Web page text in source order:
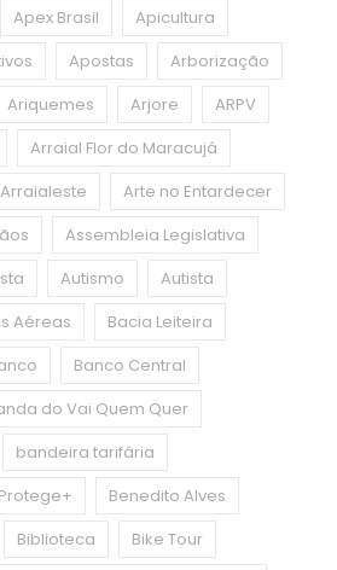
Apex Brasil
Apicultura
Apostas
Arborização
Ariquemes Arjore
ARPV
Arraial Flor do Maracujá
Arraialeste
Arte no Entardecer
Assembleia Legislativa
Autismo
Autista
Aéreas
Bacia Leiteira
Banco Central
do Vai Quem Quer
bandeira tarifária
Benedito Alves
Biblioteca
Bike Tour